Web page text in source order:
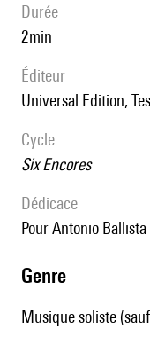
durée
2min
éditeur
Universal Edition,
Cycle
Six Encores
Dédicace
pour Antonio Ballista
genre
Musique soliste